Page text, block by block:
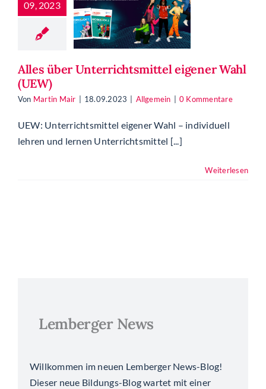
09, 2023
Wahl
Alles über Unterrichtsmittel eigener Wahl
(UEW)
Von Martin Mair 18.09.2023 Allgemein 0 Kommentare
UEW: Unterrichtsmittel eigener Wahl – individuell
lehren und lernen Unterrichtsmittel [...]
Weiterlesen
Lemberger News
Willkommen im neuen Lemberger News-Blog!
Dieser neue Bildungs-Blog wartet mit einer